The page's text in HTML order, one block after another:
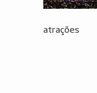
atrações